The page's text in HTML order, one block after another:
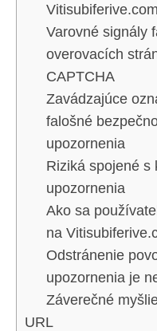
Vitisubiferive.com
Varovné signály
overovacích
CAPTCHA
Zavádzajúce
falošné
upozornenia
Riziká spojené s
upozornenia
Ako sa
na
Odstránenie
upozornenia je
Záverečné
URL